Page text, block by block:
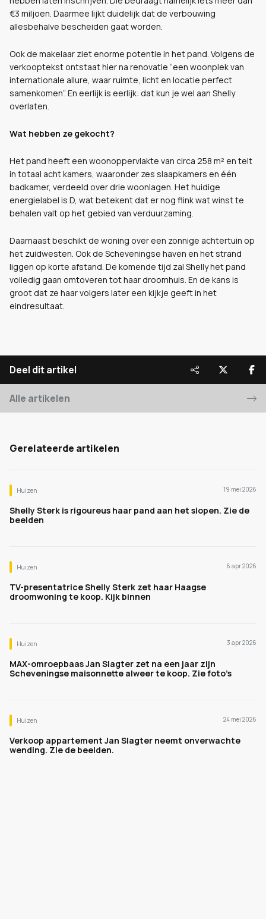
€3 miljoen. Daarmee lijkt duidelijk dat de verbouwing
allesbehalve bescheiden gaat worden.
Ook de makelaar ziet enorme potentie in het pand. Volgens de
verkooptekst ontstaat hier na renovatie “een woonplek van
internationale allure, waar ruimte, licht en locatie perfect
samenkomen”. En eerlijk is eerlijk: dat kun je wel aan Shelly
overlaten.
Wat hebben ze gekocht?
Het pand heeft een woonoppervlakte van circa 258 m² en telt
in totaal acht kamers, waaronder zes slaapkamers en één
badkamer, verdeeld over drie woonlagen. Het huidige
energielabel is D, wat betekent dat er nog flink wat winst te
behalen valt op het gebied van verduurzaming.
Daarnaast beschikt de woning over een zonnige achtertuin op
het zuidwesten. Ook de Scheveningse haven en het strand
liggen op korte afstand. De komende tijd zal Shelly het pand
volledig gaan omtoveren tot haar droomhuis. En de kans is
groot dat ze haar volgers later een kijkje geeft in het
eindresultaat.
Deel dit artikel
Alle artikelen
Gerelateerde artikelen
Huizen 19 mei 2026
Shelly Sterk is rigoureus haar pand aan het slopen. Zie de
beelden
Huizen 6 apr 2026
TV-presentatrice Shelly Sterk zet haar Haagse
droomwoning te koop. Kijk binnen
Huizen 3 apr 2026
MAX-omroepbaas Jan Slagter zet na een jaar zijn
Scheveningse maisonnette alweer te koop. Zie foto’s
Huizen 24 mei 2026
Verkoop appartement Jan Slagter neemt onverwachte
wending. Zie de beelden.